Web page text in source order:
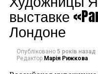
ПОПЕРЕДНЯ СТАТТЯ
Как Константин
скульптуры
мурал
вирізали
стіни
“Я знаю
вже в
выставке
Лондоне
Опубліковано 5 років назад
Редактор Марія Рижкова